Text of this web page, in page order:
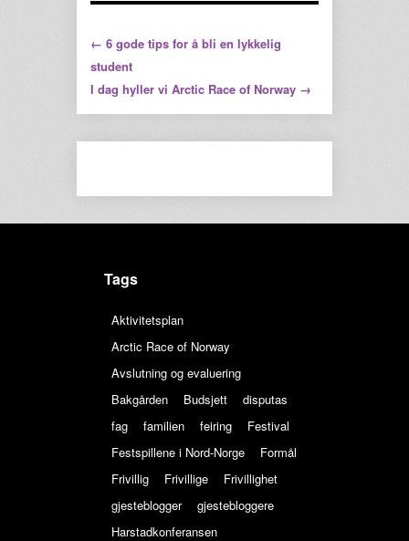
← 6 gode tips for å bli en lykkelig
student
I dag hyller vi Arctic Race of Norway →
Tags
Aktivitetsplan
Arctic Race of Norway
Avslutning og evaluering
Bakgården
Budsjett
disputas
fag
familien feiring
Festival
Festspillene i Nord-Norge
Formål
Frivillig
Frivillige
Frivillighet
gjesteblogger
gjestebloggere
Harstadkonferansen